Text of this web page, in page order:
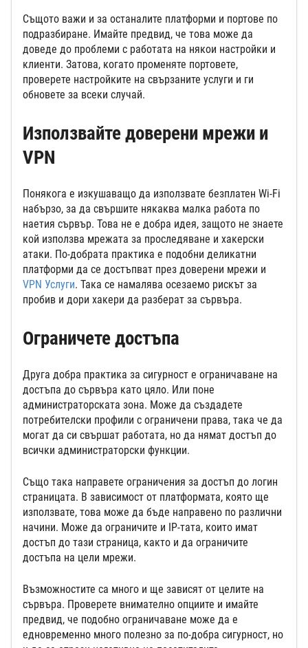
Същото важи и за останалите платформи и портове по
подразбиране. Имайте предвид, че това може да
доведе до проблеми с работата на някои настройки и
клиенти. Затова, когато променяте портовете,
проверете настройките на свързаните услуги и ги
обновете за всеки случай.
Използвайте доверени мрежи и
VPN
Понякога е изкушаващо да използвате безплатен Wi-Fi
набързо, за да свършите някаква малка работа по
наетия сървър. Това не е добра идея, защото не знаете
кой използва мрежата за проследяване и хакерски
атаки. По-добрата практика е подобни деликатни
платформи да се достъпват през доверени мрежи и
VPN Услуги. Така се намалява осезаемо рискът за
пробив и дори хакери да разберат за сървъра.
Ограничете достъпа
Друга добра практика за сигурност е ограничаване на
достъпа до сървъра като цяло. Или поне
администраторската зона. Може да създадете
потребителски профили с ограничени права, така че да
могат да си свършат работата, но да нямат достъп до
всички администраторски функции.
Също така направете ограничения за достъп до логин
страницата. В зависимост от платформата, която ще
използвате, това може да бъде направено по различни
начини. Може да ограничите и IP-тата, които имат
достъп до тази страница, както и да ограничите
достъпа на цели мрежи.
Възможностите са много и ще зависят от целите на
сървъра. Проверете внимателно опциите и имайте
предвид, че подобно ограничаване може да е
едновременно много полезно за по-добра сигурност, но